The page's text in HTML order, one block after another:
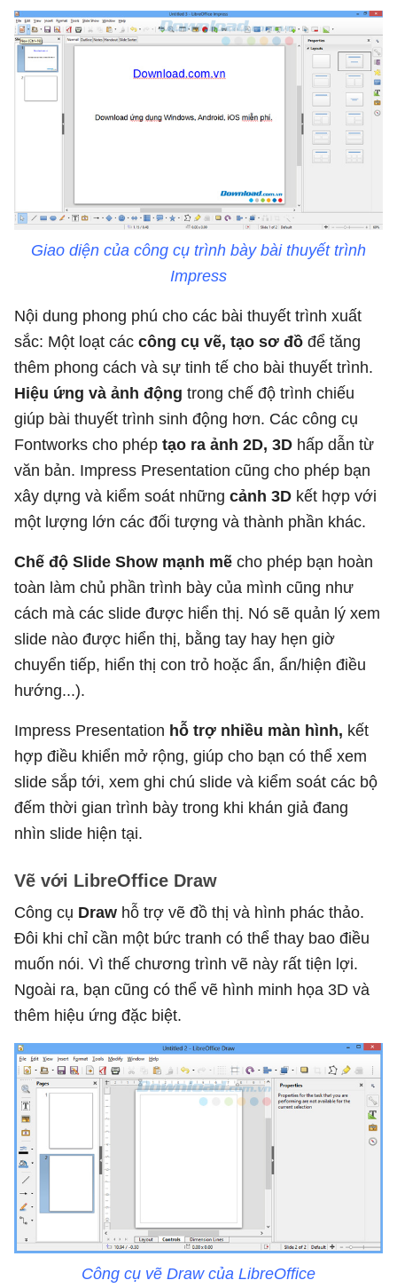
Giao diện của công cụ trình bày bài thuyết trình
Impress
Nội dung phong phú cho các bài thuyết trình xuất
sắc: Một loạt các công cụ vẽ, tạo sơ đồ để tăng
thêm phong cách và sự tinh tế cho bài thuyết trình.
Hiệu ứng và ảnh động trong chế độ trình chiếu
giúp bài thuyết trình sinh động hơn. Các công cụ
Fontworks cho phép tạo ra ảnh 2D, 3D hấp dẫn từ
văn bản. Impress Presentation cũng cho phép bạn
xây dựng và kiểm soát những cảnh 3D kết hợp với
một lượng lớn các đối tượng và thành phần khác.
Chế độ Slide Show mạnh mẽ cho phép bạn hoàn
toàn làm chủ phần trình bày của mình cũng như
cách mà các slide được hiển thị. Nó sẽ quản lý xem
slide nào được hiển thị, bằng tay hay hẹn giờ
chuyển tiếp, hiển thị con trỏ hoặc ẩn, ẩn/hiện điều
hướng...).
Impress Presentation hỗ trợ nhiều màn hình, kết
hợp điều khiển mở rộng, giúp cho bạn có thể xem
slide sắp tới, xem ghi chú slide và kiểm soát các bộ
đếm thời gian trình bày trong khi khán giả đang
nhìn slide hiện tại.
Vẽ với LibreOffice Draw
Công cụ Draw hỗ trợ vẽ đồ thị và hình phác thảo.
Đôi khi chỉ cần một bức tranh có thể thay bao điều
muốn nói. Vì thế chương trình vẽ này rất tiện lợi.
Ngoài ra, bạn cũng có thể vẽ hình minh họa 3D và
thêm hiệu ứng đặc biệt.
Công cụ vẽ Draw của LibreOffice